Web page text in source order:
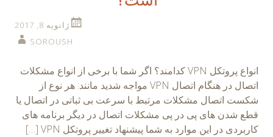
ژانویه 8, 2017
SOROUSH
انواع پروتکل VPN کدامند؟ اگر شما با برخی از انواع مشکلات
اتصال در هنگام اتصال VPN مواجه شدید مانند: هر نوع از
شکست اتصال مشکلات مرتبط با سرعت بی ثباتی در اتصال یا
قطع شدن های پی در پی مشکلات اتصال در دیگر برنامه های
کاربردی در این موارد به شما پیشنهاد تغییر پروتکل VPN […]